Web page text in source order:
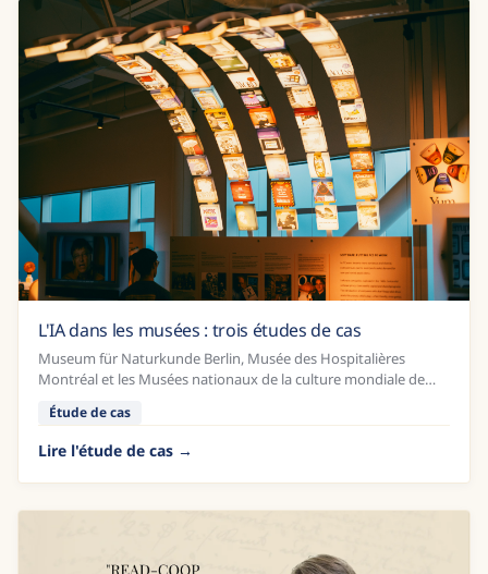
L'IA dans les musées : trois études de cas
Museum für Naturkunde Berlin, Musée des Hospitalières
Montréal et les Musées nationaux de la culture mondiale de
Suède.
Étude de cas
Lire l'étude de cas